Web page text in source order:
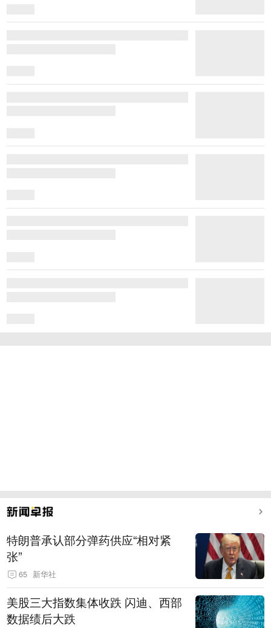
特朗普承认部分弹药供应“相对紧
张”
65 新华社
美股三大指数集体收跌 闪迪、西部
数据绩后大跌